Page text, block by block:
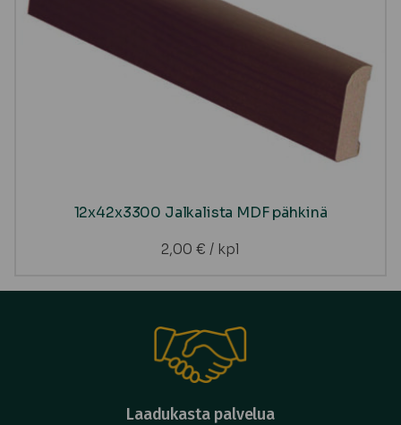
12x42x3300 Jalkalista MDF pähkinä
2,00 € / kpl
Laadukasta palvelua